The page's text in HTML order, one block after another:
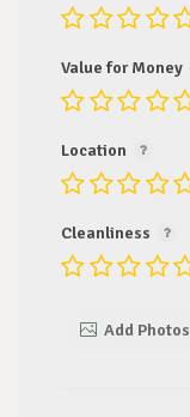
Value for Money
Location
Cleanliness
Add Photos